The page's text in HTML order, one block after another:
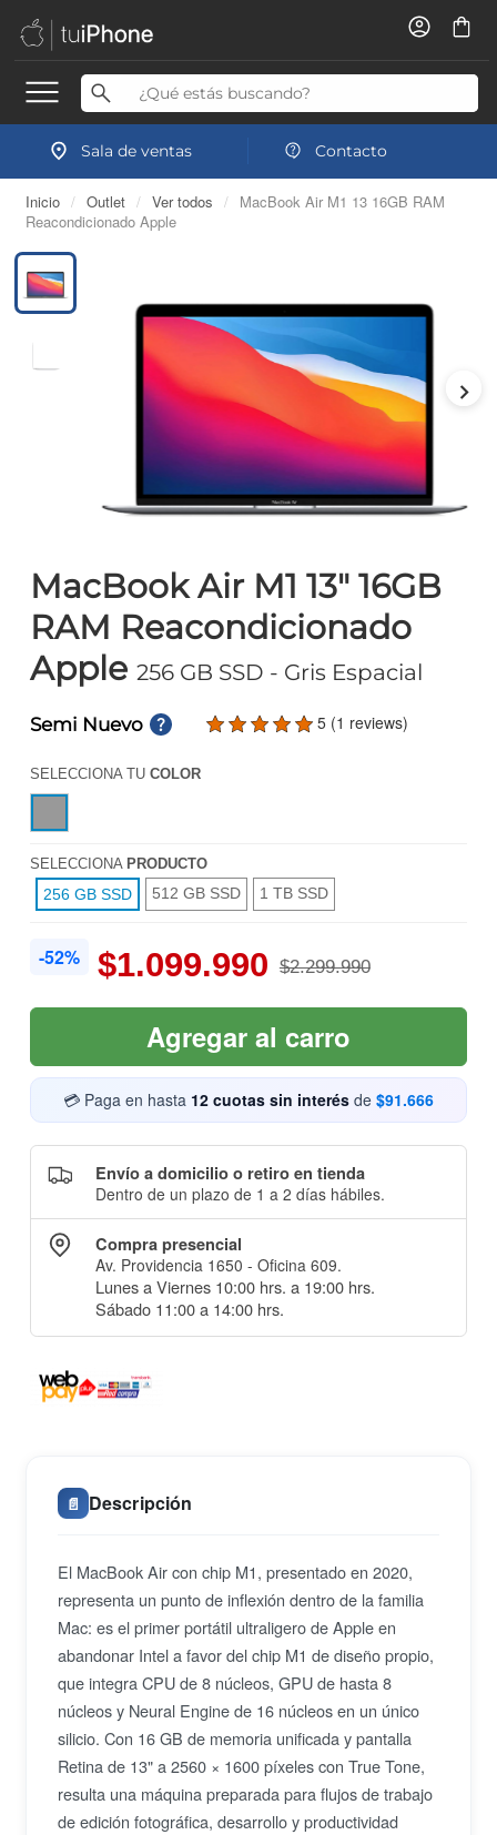
Sala de ventas Contacto
Inicio / Outlet / Ver todos / MacBook Air M1 13 16GB RAM
Reacondicionado Apple
MacBook Air M1 13" 16GB
RAM Reacondicionado
Apple 256 GB SSD - Gris Espacial
Semi Nuevo 5 (1 reviews)
SELECCIONA TU COLOR
SELECCIONA PRODUCTO
256 GB SSD 512 GB SSD 1 TB SSD
-52% $1.099.990 $2.299.990
Agregar al carro
💳 Paga en hasta 12 cuotas sin interés de $91.666
Envío a domicilio o retiro en tienda
Dentro de un plazo de 1 a 2 días hábiles.
Compra presencial
Av. Providencia 1650 - Oficina 609.
Lunes a Viernes 10:00 hrs. a 19:00 hrs.
Sábado 11:00 a 14:00 hrs.
📄 Descripción
El MacBook Air con chip M1, presentado en 2020,
representa un punto de inflexión dentro de la familia
Mac: es el primer portátil ultraligero de Apple en
abandonar Intel a favor del chip M1 de diseño propio,
que integra CPU de 8 núcleos, GPU de hasta 8
núcleos y Neural Engine de 16 núcleos en un único
silicio. Con 16 GB de memoria unificada y pantalla
Retina de 13" a 2560 × 1600 píxeles con True Tone,
resulta una máquina preparada para flujos de trabajo
de edición fotográfica, desarrollo y productividad